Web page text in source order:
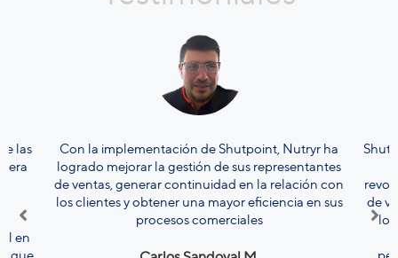
las
en
Con la implementación de Shutpoint, Nutryr ha
logrado mejorar la gestión de sus representantes
de ventas, generar continuidad en la relación con
los clientes y obtener una mayor eficiencia en sus
procesos comerciales
de
los